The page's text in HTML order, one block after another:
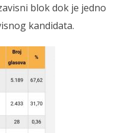
blok dok je jedno
kandidata.